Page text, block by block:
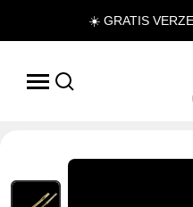
☀️ GRATIS